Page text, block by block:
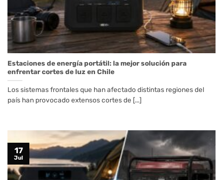
Estaciones de energía portátil: la mejor solución para
enfrentar cortes de luz en Chile
Los sistemas frontales que han afectado distintas regiones del
país han provocado extensos cortes de [...]
17
Jul